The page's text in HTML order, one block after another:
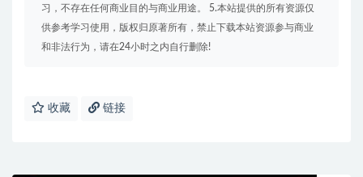
习，不存在任何商业目的与商业用途。 5.本站提供的所有资源仅
供参考学习使用，版权归原著所有，禁止下载本站资源参与商业
和非法行为，请在24小时之内自行删除!
收藏 链接